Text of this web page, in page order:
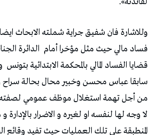
وللاشارة فان شفيق جراية شملته الابحاث
فساد مالي حيث مثل مؤخرا أمام الدائرة
قضايا الفساد المالي بالمحكمة الابتدائية بتونس
سابقا عباس محسن وخبير محال بحالة سراح
من أجل تهمة استغلال موظف عمومي
لا وجه لها لنفسه او لغيره و الاضرار بالإدارة
المنطبقة على تلك العمليات حيث تفيد وقائع